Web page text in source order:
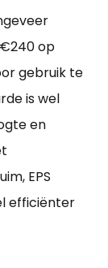
op
gebruik te
is wel
en
EPS
efficiënter